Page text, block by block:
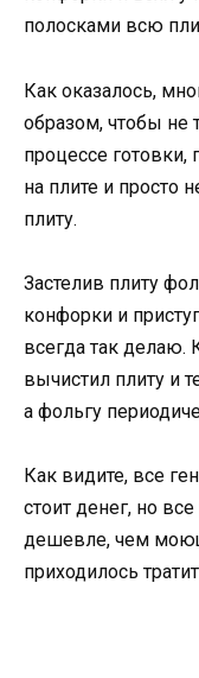
полосками всю
Как оказалось,
образом, чтобы не
процессе готовки,
на плите и просто
плиту.
Застелив плиту
конфорки и
всегда так делаю.
вычистил плиту и
а фольгу
Как видите, все
стоит денег, но
дешевле, чем
приходилось